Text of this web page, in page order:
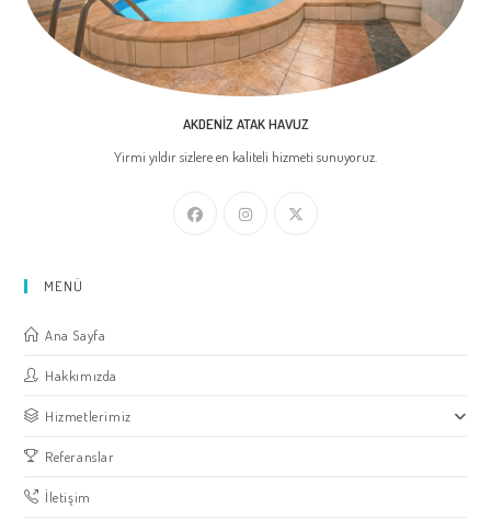
AKDENIZ ATAK HAVUZ
Yirmi yıldır sizlere en kaliteli hizmeti sunuyoruz.
MENÜ
Ana Sayfa
Hakkımızda
Hizmetlerimiz
Referanslar
İletişim